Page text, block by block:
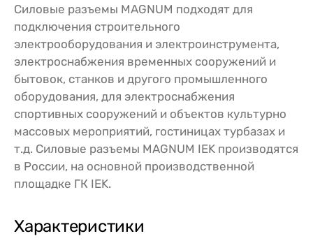
Силовые разъемы MAGNUM подходят для
подключения строительного
электрооборудования и электроинструмента,
электроснабжения временных сооружений и
бытовок, станков и другого промышленного
оборудования, для электроснабжения
спортивных сооружений и объектов культурно
массовых мероприятий, гостиницах турбазах и
т.д. Силовые разъемы MAGNUM IEK производятся
в России, на основной производственной
площадке ГК IEK.
Характеристики